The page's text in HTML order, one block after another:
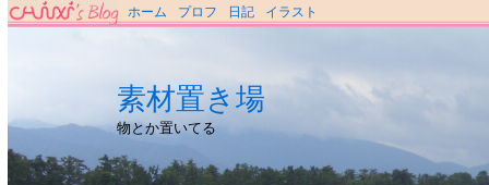
ホーム プロフ 日記 イラスト
素材置き場
物とか置いてる